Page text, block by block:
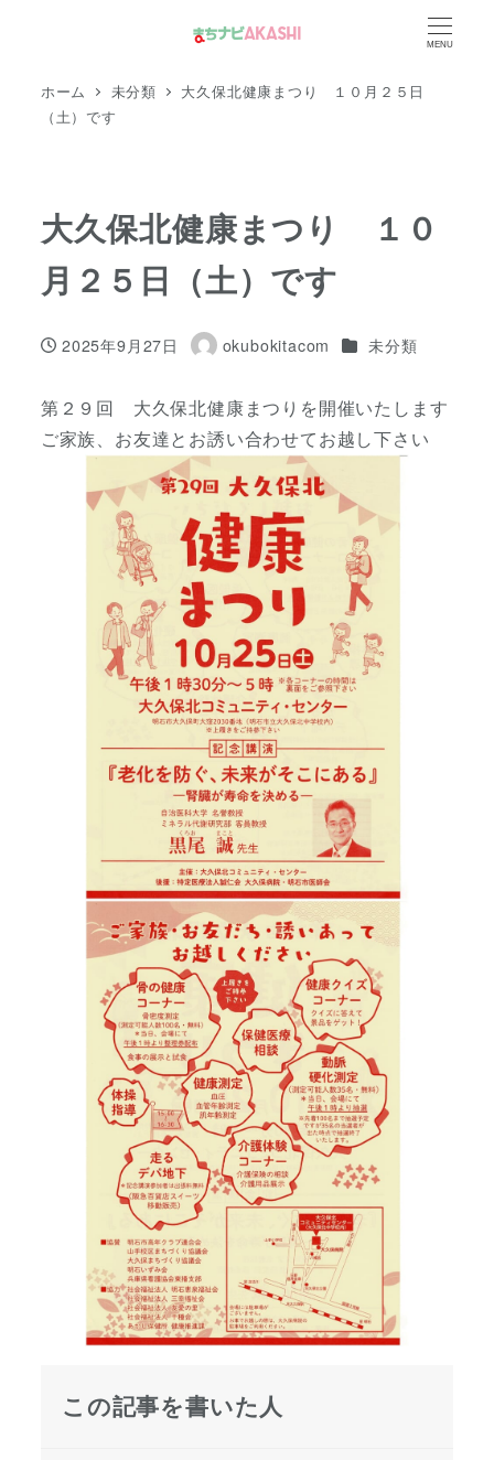
MENU
ホーム 未分類
大久保北健康まつり １０月２５日
（土）です
大久保北健康まつり １０
月２５日（土）です
投稿日
2025年9月27日
著
okubokitacom カテゴリー
未分類
第２９回 大久保北健康まつりを開催いたします
ご家族、お友達とお誘い合わせてお越し下さい
この記事を書いた人